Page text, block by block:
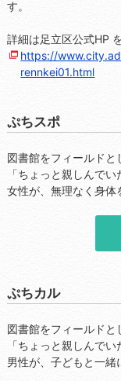
す。
詳細は足立区公式HP
https://
rennkei01.html
ぷちスポ
...
図書館をフィールドと
「ちょっと親しんで
女性が、無理なく身体
ぷちカル
...
図書館をフィールドと
「ちょっと親しんで
男性が、子どもと一緒